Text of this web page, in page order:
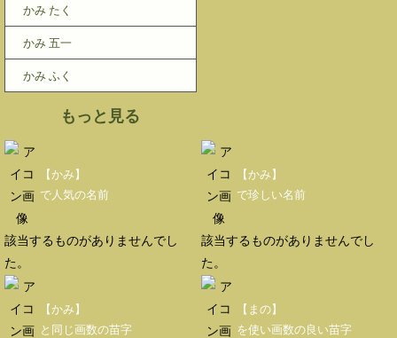
かみ たく
かみ 五一
かみ ふく
もっと見る
【かみ】
で人気の名前
該当するものがありませんでし
た。
【かみ】
で珍しい名前
該当するものがありませんでし
た。
【かみ】
と同じ画数の苗字
【まの】
を使い画数の良い苗字